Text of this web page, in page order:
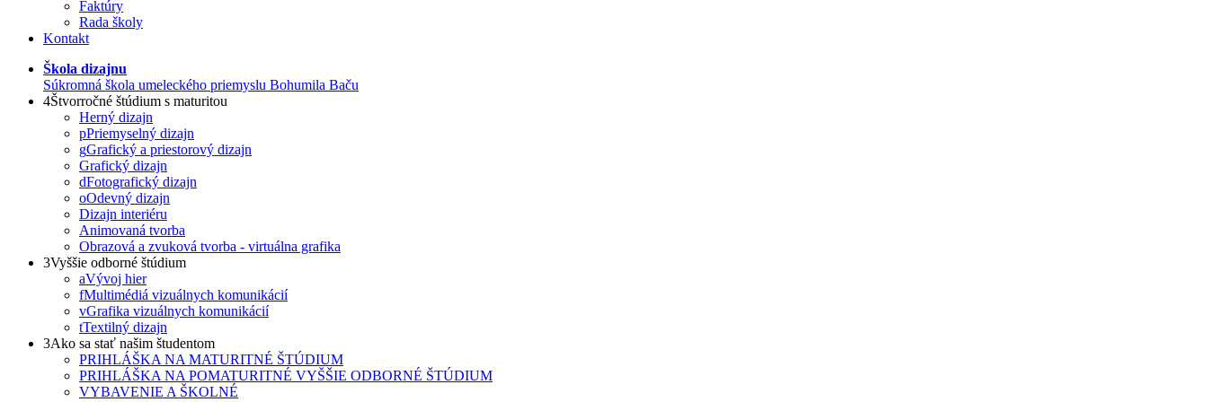
Faktúry
Rada školy
Kontakt
Škola dizajnu
Súkromná škola umeleckého priemyslu Bohumila Baču
4Štvorročné štúdium s maturitou
Herný dizajn
pPriemyselný dizajn
gGrafický a priestorový dizajn
Grafický dizajn
dFotografický dizajn
oOdevný dizajn
Dizajn interiéru
Animovaná tvorba
Obrazová a zvuková tvorba - virtuálna grafika
3Vyššie odborné štúdium
aVývoj hier
fMultimédiá vizuálnych komunikácií
vGrafika vizuálnych komunikácií
tTextilný dizajn
3Ako sa stať našim študentom
PRIHLÁŠKA NA MATURITNÉ ŠTÚDIUM
PRIHLÁŠKA NA POMATURITNÉ VYŠŠIE ODBORNÉ ŠTÚDIUM
VYBAVENIE A ŠKOLNÉ